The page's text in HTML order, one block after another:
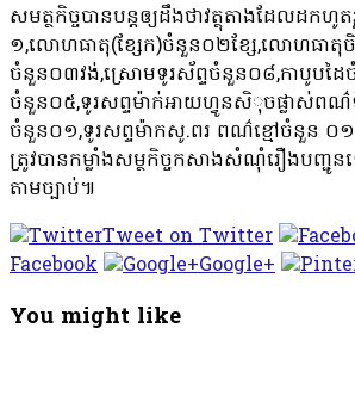
សមត្ថកិច្ចបានបន្តឲ្យដឹងថាវត្ថុតាងដែលដកហូ
១,លោហធាតុ(ខ្សែក)ចំនួន០២ខ្សែ,លោហធាតុ
ចំនួន០៣វង់,ស្រោមទូរស័ព្ទចំនួន០៨,កាបូបដៃ
ចំនួន០៥,ទូរសព្ទម៉ាក់អាយហ្វូនសិុចផ្លាស់ព
ចំនួន០១,ទូរសព្ទម៉ាកសូ.ពរ ពណ៌ខ្មៅចំនួន ០១
ត្រូវបានកម្លាំងសម្ថកិច្ចកសាងសំណុំរឿងបញ្ជូ
តាមច្បាប់៕
Tweet on Twitter
Facebook
Google+
You might like